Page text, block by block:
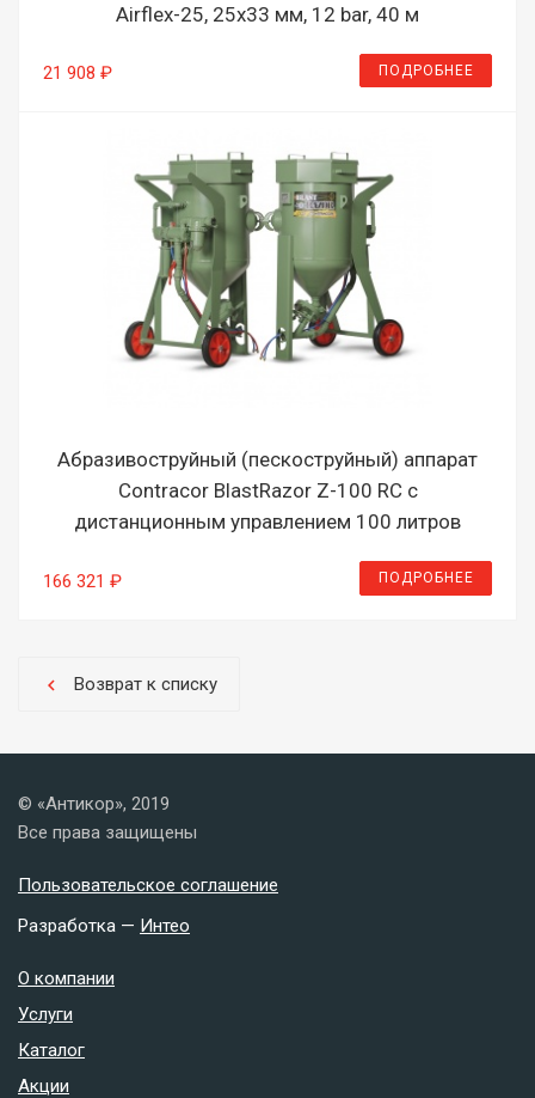
Airflex-25, 25х33 мм, 12 bar, 40 м
21 908 ₽ ПОДРОБНЕЕ
Абразивоструйный (пескоструйный) аппарат
Contracor BlastRazor Z-100 RC с
дистанционным управлением 100 литров
166 321 ₽ ПОДРОБНЕЕ
chevron_left Возврат к списку
© «Антикор», 2019
Все права защищены
Пользовательское соглашение
Разработка — Интео
О компании
Услуги
Каталог
Акции